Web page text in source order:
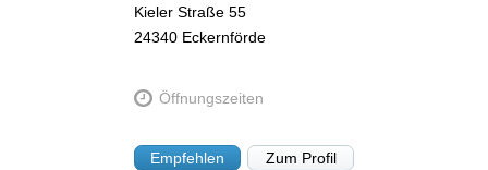
Kieler Straße 55
24340 Eckernförde
Öffnungszeiten
Empfehlen Zum Profil